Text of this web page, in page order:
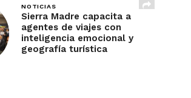
NOTICIAS
Sierra Madre capacita a
agentes de viajes con
inteligencia emocional y
geografía turística